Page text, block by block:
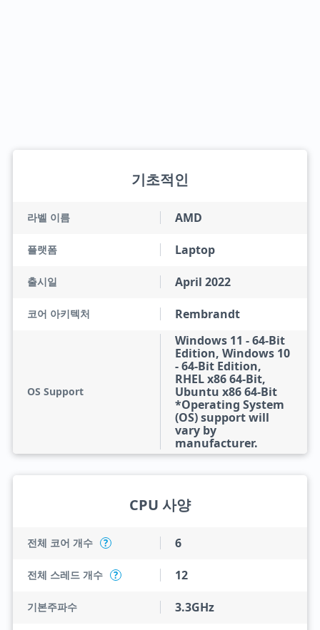
기초적인
라벨 이름 AMD
플랫폼 Laptop
출시일 April 2022
코어 아키텍처 Rembrandt
OS Support
Windows 11 - 64-Bit
Edition, Windows 10
- 64-Bit Edition,
RHEL x86 64-Bit,
Ubuntu x86 64-Bit
*Operating System
(OS) support will
vary by
manufacturer.
CPU 사양
전체 코어 개수 ? 6
전체 스레드 개수 ? 12
기본주파수 3.3GHz